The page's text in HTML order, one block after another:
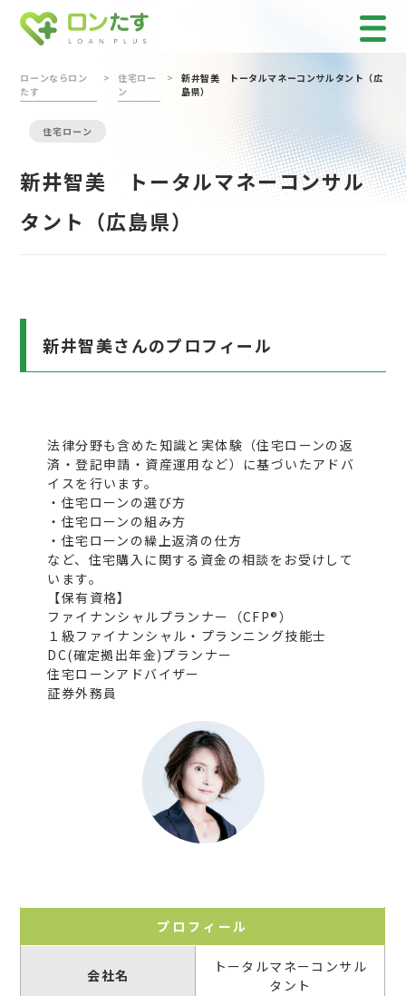
ローンならロン
たす
住宅ロー
ン
新井智美 トータルマネーコンサルタント（広
島県）
住宅ローン
新井智美 トータルマネーコンサル
タント（広島県）
新井智美さんのプロフィール
法律分野も含めた知識と実体験（住宅ローンの返
済・登記申請・資産運用など）に基づいたアドバ
イスを行います。
・住宅ローンの選び方
・住宅ローンの組み方
・住宅ローンの繰上返済の仕方
など、住宅購入に関する資金の相談をお受けして
います。
【保有資格】
ファイナンシャルプランナー（CFP®）
１級ファイナンシャル・プランニング技能士
DC(確定拠出年金)プランナー
住宅ローンアドバイザー
証券外務員
プロフィール
会社名
トータルマネーコンサル
タント